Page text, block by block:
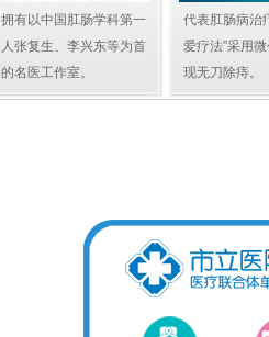
拥有以中国肛肠学科第一
人张复生、李兴东等为首
的名医工作室。
代表肛肠病治
爱疗法”采用
现无刀除痔。